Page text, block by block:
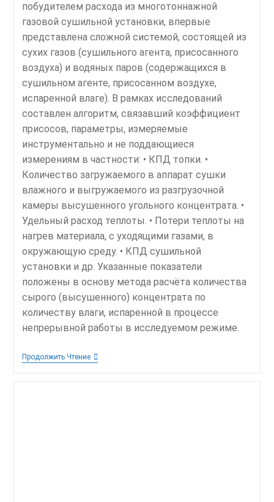
побудителем расхода из многотоннажной
газовой сушильной установки, впервые
представлена сложной системой, состоящей из
сухих газов (сушильного агента, присосанного
воздуха) и водяных паров (содержащихся в
сушильном агенте, присосанном воздухе,
испаренной влаге). В рамках исследований
составлен алгоритм, связавший коэффициент
присосов, параметры, измеряемые
инструментально и не поддающиеся
измерениям в частности: • КПД топки. •
Количество загружаемого в аппарат сушки
влажного и выгружаемого из разгрузочной
камеры высушенного угольного концентрата. •
Удельный расход теплоты. • Потери теплоты на
нагрев материала, с уходящими газами, в
окружающую среду. • КПД сушильной
установки и др. Указанные показатели
положены в основу метода расчёта количества
сырого (высушенного) концентрата по
количеству влаги, испаренной в процессе
непрерывной работы в исследуемом режиме.
Продолжить ЧтениеПроизводительность